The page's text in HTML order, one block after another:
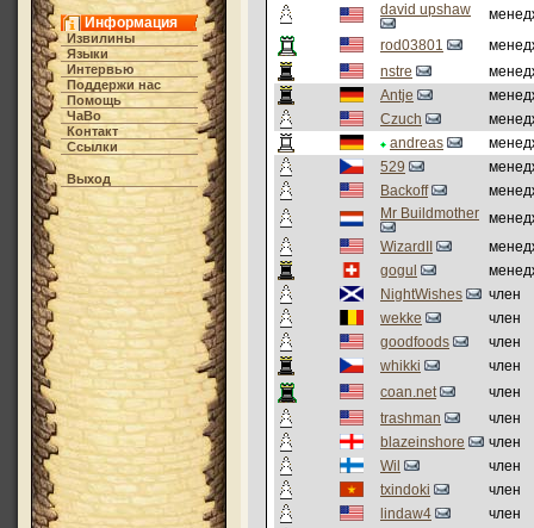
Информация
Извилины
Языки
Интервью
Поддержи нас
Помощь
ЧаВо
Контакт
Ссылки
Выход
david upshaw
rod03801
nstre
Antje
Czuch
andreas
529
Backoff
Mr Buildmother
WizardII
gogul
NightWishes
член
wekke
член
goodfoods
член
whikki
член
coan.net
член
trashman
член
blazeinshore
член
Wil
член
txindoki
член
lindaw4
член